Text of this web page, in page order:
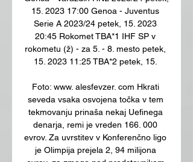
15. 2023 17:00 Genoa - Juventus
Serie A 2023/24 petek, 15. 2023
20:45 Rokomet TBA*1 IHF SP v
rokometu (ž) - za 5. - 8. mesto petek,
15. 2023 11:25 TBA*2 petek, 15.
Foto: www. alesfevzer. com Hkrati
seveda vsaka osvojena točka v tem
tekmovanju prinaša nekaj Uefinega
denarja, remi je vreden 166. 000
evrov. Za uvrstitev v Konferenčno ligo
je Olimpija prejela 2, 94 milijona